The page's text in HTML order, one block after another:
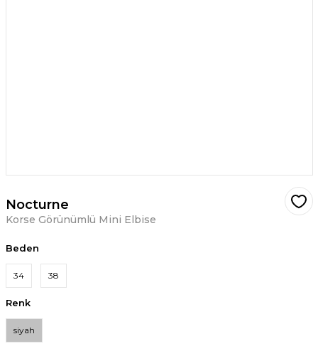
Nocturne
Korse Görünümlü Mini Elbise
Beden
34 38
Renk
siyah